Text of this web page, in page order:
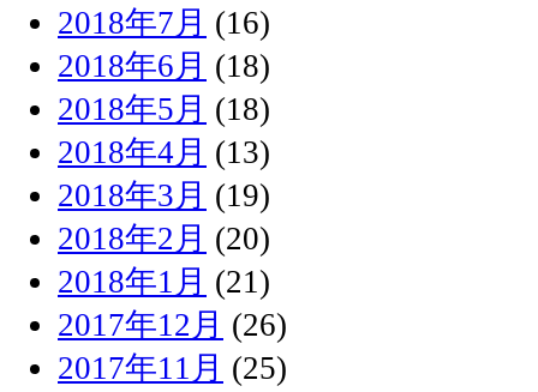
2018年7月 (16)
2018年6月 (18)
2018年5月 (18)
2018年4月 (13)
2018年3月 (19)
2018年2月 (20)
2018年1月 (21)
2017年12月 (26)
2017年11月 (25)